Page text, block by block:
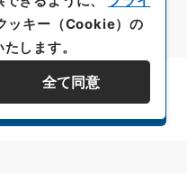
表示する
ッキー（Cookie）の
します。
全て同意